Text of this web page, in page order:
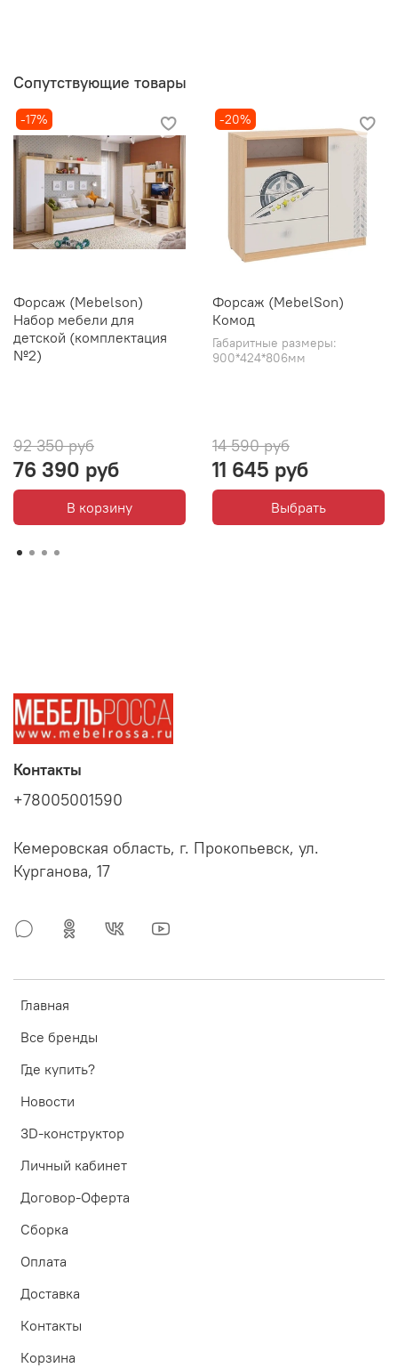
Сопутствующие товары
-17%
Форсаж (Mebelson)
Набор мебели для
детской (комплектация
№2)
92 350 руб
76 390 руб
В корзину
-20%
Форсаж (MebelSon)
Комод
Габаритные размеры:
900*424*806мм
14 590 руб
11 645 руб
Выбрать
Главная
Все бренды
Где купить?
Новости
3D-конструктор
Личный кабинет
Договор-Оферта
Сборка
Оплата
Доставка
Контакты
Корзина
Контакты
+78005001590
Кемеровская область, г. Прокопьевск, ул.
Курганова, 17